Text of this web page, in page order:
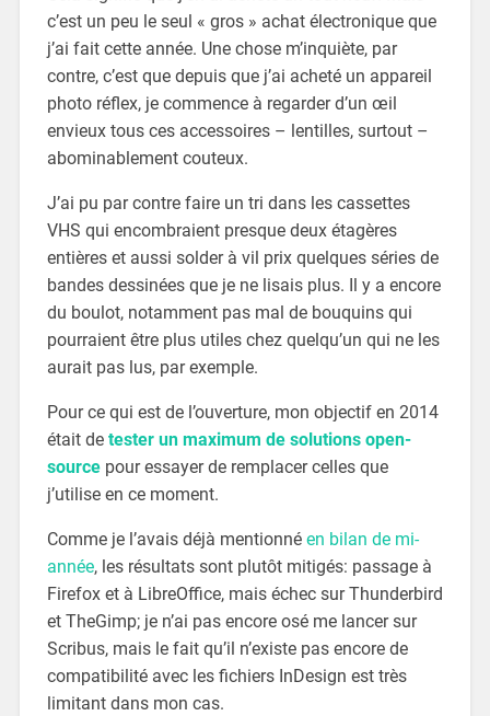
c’est un peu le seul « gros » achat électronique que
j’ai fait cette année. Une chose m’inquiète, par
contre, c’est que depuis que j’ai acheté un appareil
photo réflex, je commence à regarder d’un œil
envieux tous ces accessoires – lentilles, surtout –
abominablement couteux.
J’ai pu par contre faire un tri dans les cassettes
VHS qui encombraient presque deux étagères
entières et aussi solder à vil prix quelques séries de
bandes dessinées que je ne lisais plus. Il y a encore
du boulot, notamment pas mal de bouquins qui
pourraient être plus utiles chez quelqu’un qui ne les
aurait pas lus, par exemple.
Pour ce qui est de l’ouverture, mon objectif en 2014
était de tester un maximum de solutions open-
sourcepour essayer de remplacer celles que
j’utilise en ce moment.
Comme je l’avais déjà mentionné en bilan de mi-
année, les résultats sont plutôt mitigés: passage à
Firefox et à LibreOffice, mais échec sur Thunderbird
et TheGimp; je n’ai pas encore osé me lancer sur
Scribus, mais le fait qu’il n’existe pas encore de
compatibilité avec les fichiers InDesign est très
limitant dans mon cas.